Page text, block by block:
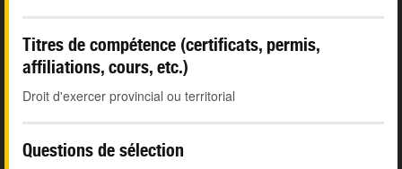
Titres de compétence (certificats, permis,
affiliations, cours, etc.)
Droit d'exercer provincial ou territorial
Questions de sélection